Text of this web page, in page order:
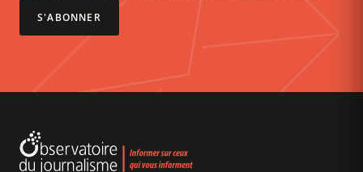
S'ABONNER